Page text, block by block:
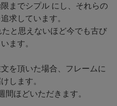
までシプル にし、それらの
求しています。
と思えないほど今でも古び
ます。
を頂いた場合、フレームに
します。
間ほどいただきます。